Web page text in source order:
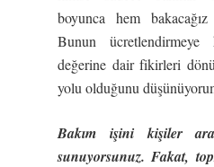
boyunca hem
Bunun ücretlendirmeye
değerine dair fikirleri
yolu olduğunu
Bakım işini kişiler
sunuyorsunuz. Fakat,